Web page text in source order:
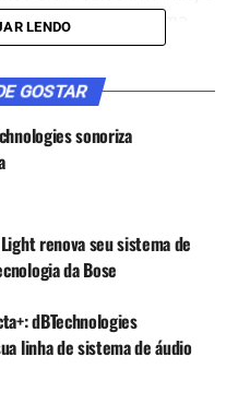
ganha vida com uma
temporada.
Música & Mercado no
News
LENDO
GOSTAR
sonoriza
renova seu sistema de
da Bose
dBTechnologies
linha de sistema de áudio